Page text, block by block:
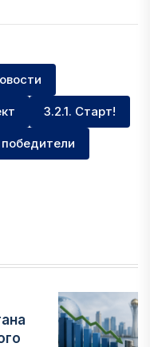
3.2.1. Старт!
победители